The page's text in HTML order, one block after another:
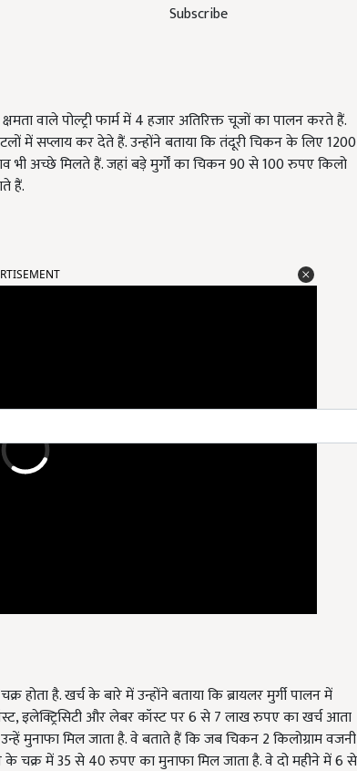
Subscribe
वाले पोल्ट्री फार्म में 4 हजार अतिरिक्त चूजों का पालन करते हैं.
में सप्लाय कर देते हैं. उन्होंने बताया कि तंदूरी चिकन के लिए 1200
भी अच्छे मिलते हैं. जहां बड़े मुर्गों का चिकन 90 से 100 रुपए किलो
हैं.
होता है. खर्च के बारे में उन्होंने बताया कि ब्रायलर मुर्गी पालन में
इलेक्ट्रिसिटी और लेबर कॉस्ट पर 6 से 7 लाख रुपए का खर्च आता
मिल जाता है. वे बताते हैं कि जब चिकन 2 किलोग्राम वजनी
के चक्र में 35 से 40 रुपए का मुनाफा मिल जाता है. वे दो महीने में 6 से
शुद्ध मुनाफा मिल जाता है. वहीं साल में 6 बार ब्रायलर मुर्गी पालन